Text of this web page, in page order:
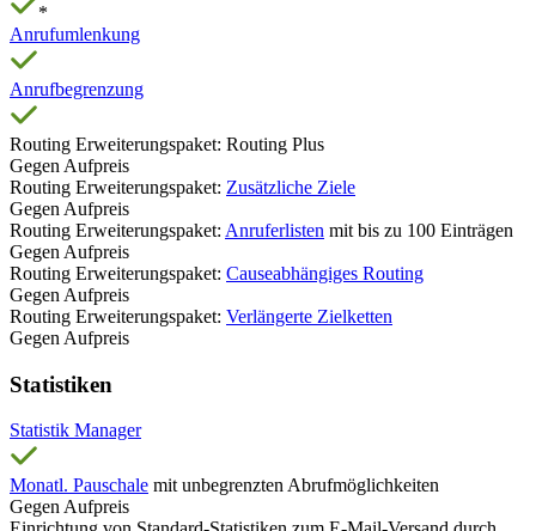
*
Anrufumlenkung
Anrufbegrenzung
Routing Erweiterungspaket: Routing Plus
Gegen Aufpreis
Routing Erweiterungspaket: Zusätzliche Ziele
Gegen Aufpreis
Routing Erweiterungspaket: Anruferlisten mit bis zu 100 Einträgen
Gegen Aufpreis
Routing Erweiterungspaket: Causeabhängiges Routing
Gegen Aufpreis
Routing Erweiterungspaket: Verlängerte Zielketten
Gegen Aufpreis
Statistiken
Statistik Manager
Monatl. Pauschale mit unbegrenzten Abrufmöglichkeiten
Gegen Aufpreis